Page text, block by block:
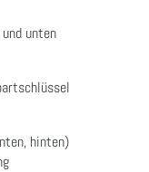
unten
hinten)